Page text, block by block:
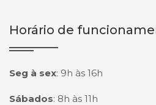
Horário de
Seg à sex: 9h às 16h
Sábados: 8h às 11h